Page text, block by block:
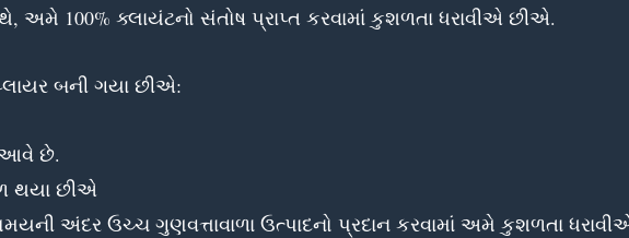
100% ક્લાયંટનો સંતોષ પ્રાપ્ત કરવામાં કુશળતા ધરાવીએ છીએ.
બની ગયા છીએ:
આવે છે.
થયા છીએ
અંદર ઉચ્ચ ગુણવત્તાવાળા ઉત્પાદનો પ્રદાન કરવામાં અમે કુશળતા